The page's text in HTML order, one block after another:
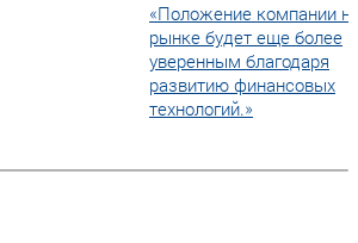
«Положение компании
рынке будет еще более
уверенным благодаря
развитию финансовых
технологий.»